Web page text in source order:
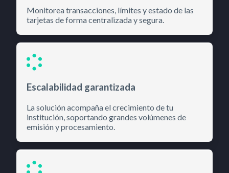
Monitorea transacciones, límites y estado de las
tarjetas de forma centralizada y segura.
Escalabilidad garantizada
La solución acompaña el crecimiento de tu
institución, soportando grandes volúmenes de
emisión y procesamiento.